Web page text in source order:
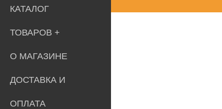
КАТАЛОГ
ТОВАРОВ
О МАГАЗИНЕ
ДОСТАВКА И
ОПЛАТА